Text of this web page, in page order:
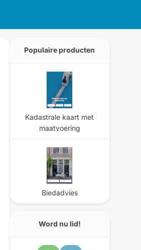
Populaire producten
Kadastrale kaart met
maatvoering
Biedadvies
Word nu lid!